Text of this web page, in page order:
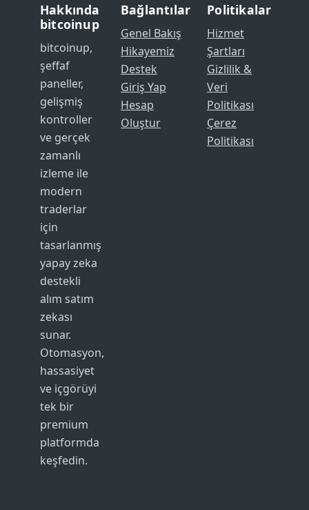
Hakkında
bitcoinup
bitcoinup,
şeffaf
paneller,
gelişmiş
kontroller
ve gerçek
zamanlı
izleme ile
modern
traderlar
için
tasarlanmış
yapay zeka
destekli
alım satım
zekası
sunar.
Otomasyon,
hassasiyet
ve içgörüyi
tek bir
premium
platformda
keşfedin.
Bağlantılar
Genel Bakış
Hikayemiz
Destek
Giriş Yap
Hesap
Oluştur
Politikalar
Hizmet
Şartları
Gizlilik &
Veri
Politikası
Çerez
Politikası